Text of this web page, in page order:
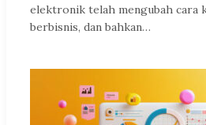
elektronik telah mengubah cara
berbisnis, dan bahkan…